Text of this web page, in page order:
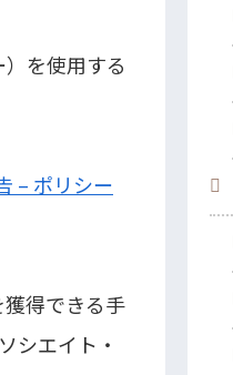
を使用する
– ポリシー
得できる手
シエイト・